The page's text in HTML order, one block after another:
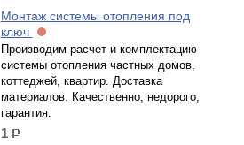
Монтаж системы отопления под
ключ
Производим расчет и комплектацию
системы отопления частных домов,
коттеджей, квартир. Доставка
материалов. Качественно, недорого,
гарантия.
1 р.